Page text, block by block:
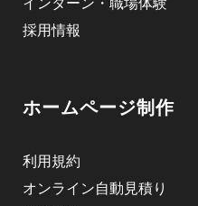
採用情報
ホームページ制作
利用規約
オンライン自動見積り